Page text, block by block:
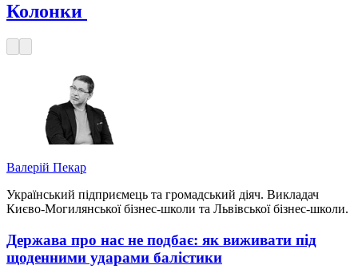
Колонки
Валерій Пекар
Український підприємець та громадський діяч. Викладач
Києво-Могилянської бізнес-школи та Львівської бізнес-школи.
Держава про нас не подбає: як виживати під
щоденними ударами балістики